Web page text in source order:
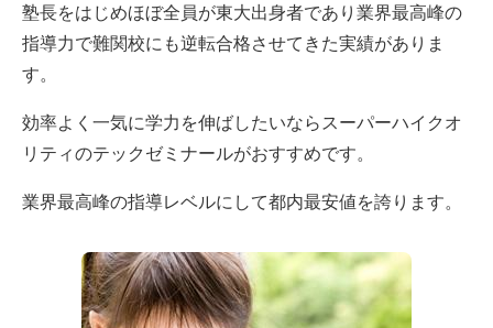
塾長をはじめほぼ全員が東大出身者であり業界最高峰の
指導力で難関校にも逆転合格させてきた実績がありま
す。
効率よく一気に学力を伸ばしたいならスーパーハイクオ
リティのテックゼミナールがおすすめです。
業界最高峰の指導レベルにして都内最安値を誇ります。